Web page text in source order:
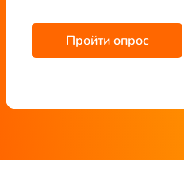
Пройти опрос